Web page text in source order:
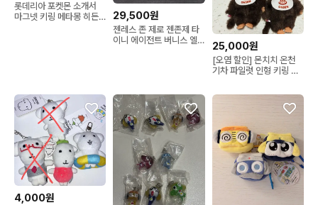
롯데리아 포켓몬 소개서
마그넷 키링 메타몽 히든
29,500원
젠레스 존 제로 젠존제 타
이니 에이전트 버니스 엘
25,000원
[오염 할인] 몬치치 온천
기차 파일럿 인형 키링 기
4,000원